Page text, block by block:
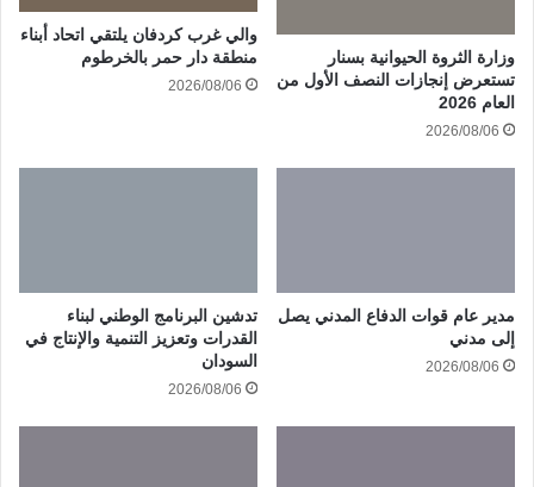
وزارة الثروة الحيوانية بسنار
تستعرض إنجازات النصف الأول من
العام 2026
2026/08/06
والي غرب كردفان يلتقي اتحاد أبناء
منطقة دار حمر بالخرطوم
2026/08/06
مدير عام قوات الدفاع المدني يصل
إلى مدني
2026/08/06
تدشين البرنامج الوطني لبناء
القدرات وتعزيز التنمية والإنتاج في
السودان
2026/08/06